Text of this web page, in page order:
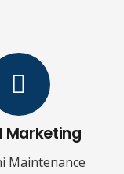
Marketing
Maintenance